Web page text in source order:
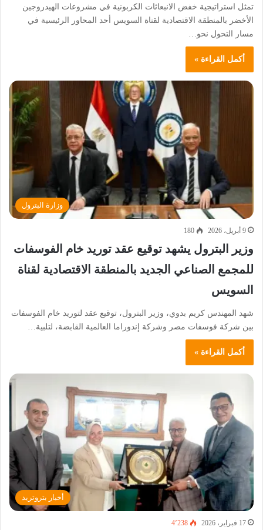
تمثل استراتيجية خفض الانبعاثات الكربونية في مشروعات الهيدروجين
الأخضر بالمنطقة الاقتصادية لقناة السويس أحد المحاور الرئيسية في
مسار التحول نحو…
أكمل القراءة »
وزارة البترول
9 أبريل، 2026 180
وزير البترول يشهد توقيع عقد توريد خام الفوسفات
للمجمع الصناعي الجديد بالمنطقة الاقتصادية لقناة
السويس
شهد المهندس كريم بدوي، وزير البترول، توقيع عقد لتوريد خام الفوسفات
بين شركة فوسفات مصر وشركة إندوراما العالمية القابضة، لتلبية…
أكمل القراءة »
أخبار بتروتريد
17 فبراير، 2026 4٬238